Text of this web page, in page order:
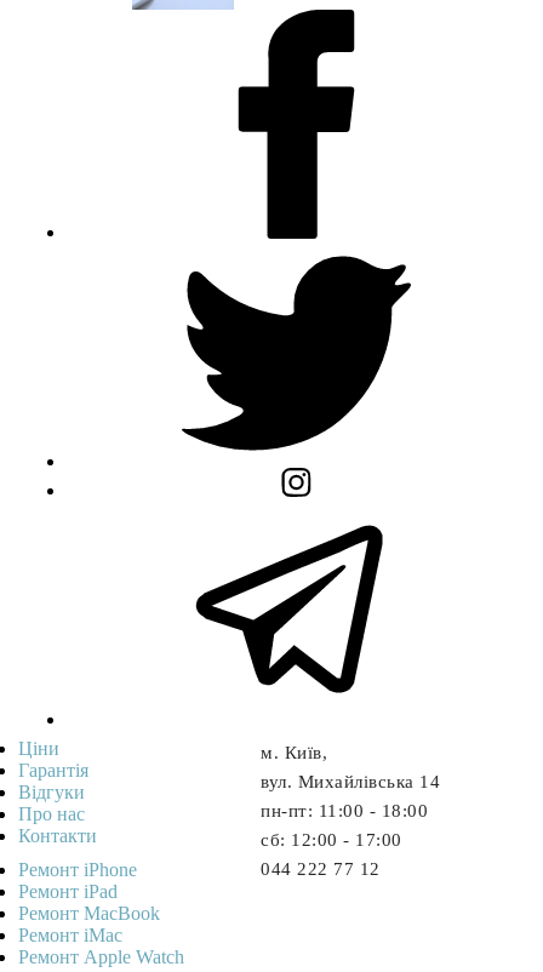
м. Київ,
вул. Михайлівська 14
пн-пт: 11:00 - 18:00
cб: 12:00 - 17:00
044 222 77 12
Ціни
Гарантія
Відгуки
Про нас
Контакти
Ремонт iPhone
Ремонт iPad
Ремонт MacBook
Ремонт iMac
Ремонт Apple Watch